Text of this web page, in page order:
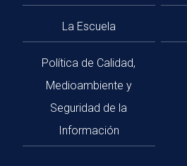
La Escuela
Política de Calidad,
Medioambiente y
Seguridad de la
Información